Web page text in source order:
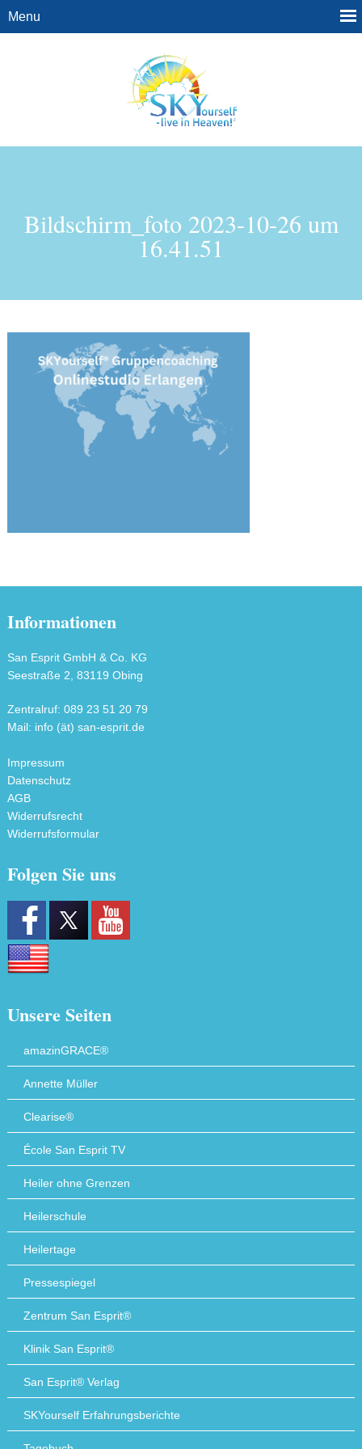
Bildschirm_foto 2023-10-26 um
16.41.51
Informationen
San Esprit GmbH & Co. KG
Seestraße 2, 83119 Obing
Zentralruf: 089 23 51 20 79
Mail: info (ät) san-esprit.de
Impressum
Datenschutz
AGB
Widerrufsrecht
Widerrufsformular
Folgen Sie uns
Unsere Seiten
amazinGRACE®
Annette Müller
Clearise®
École San Esprit TV
Heiler ohne Grenzen
Heilerschule
Heilertage
Pressespiegel
Zentrum San Esprit®
Klinik San Esprit®
San Esprit® Verlag
SKYourself Erfahrungsberichte